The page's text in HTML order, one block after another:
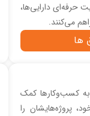
حرفه‌ای دارایی‌ها،
می‌کنند.
ها
به کسب‌وکارها کمک
پروژه‌هایشان را